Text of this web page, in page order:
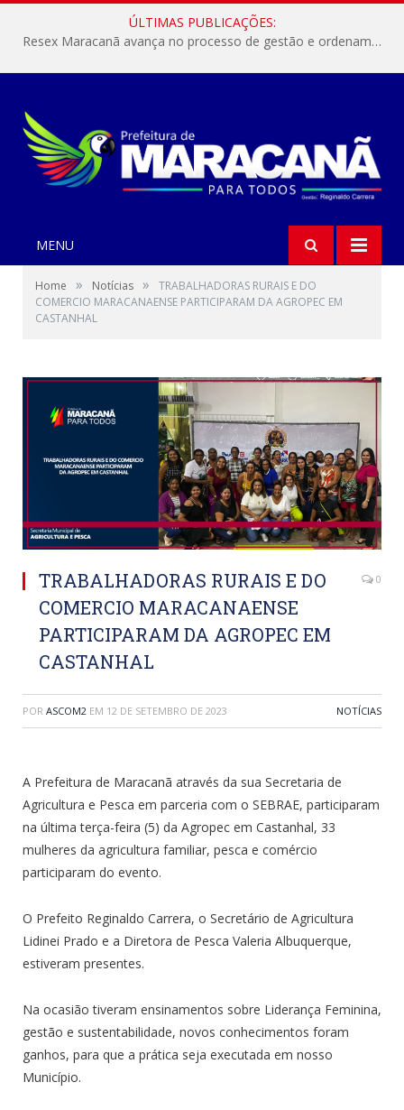
ÚLTIMAS PUBLICAÇÕES:
Resex Maracanã avança no processo de gestão e ordenamento do turismo em nossas áreas protegidas.
MENU
Home » Notícias »
TRABALHADORAS RURAIS E DO
COMERCIO MARACANAENSE PARTICIPARAM DA AGROPEC EM
CASTANHAL
TRABALHADORAS RURAIS E DO
COMERCIO MARACANAENSE
PARTICIPARAM DA AGROPEC EM
CASTANHAL
0
POR ASCOM2 EM 12 DE SETEMBRO DE 2023 NOTÍCIAS
A Prefeitura de Maracanã através da sua Secretaria de
Agricultura e Pesca em parceria com o SEBRAE, participaram
na última terça-feira (5) da Agropec em Castanhal, 33
mulheres da agricultura familiar, pesca e comércio
participaram do evento.
O Prefeito Reginaldo Carrera, o Secretário de Agricultura
Lidinei Prado e a Diretora de Pesca Valeria Albuquerque,
estiveram presentes.
Na ocasião tiveram ensinamentos sobre Liderança Feminina,
gestão e sustentabilidade, novos conhecimentos foram
ganhos, para que a prática seja executada em nosso
Município.